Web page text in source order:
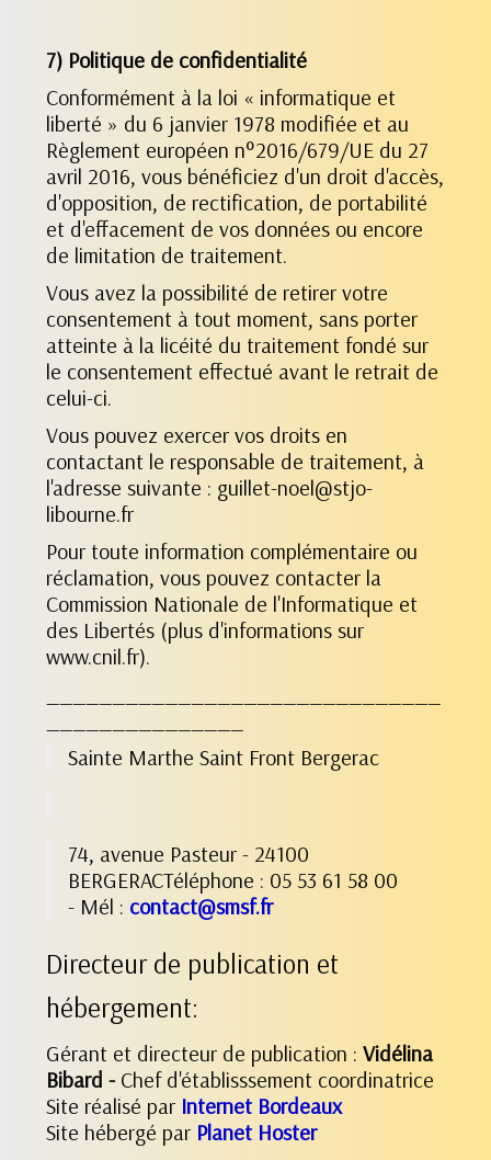
7) Politique de confidentialité
Conformément à la loi « informatique et
liberté » du 6 janvier 1978 modifiée et au
Règlement européen n°2016/679/UE du 27
avril 2016, vous bénéficiez d'un droit d'accès,
d'opposition, de rectification, de portabilité
et d'effacement de vos données ou encore
de limitation de traitement.
Vous avez la possibilité de retirer votre
consentement à tout moment, sans porter
atteinte à la licéité du traitement fondé sur
le consentement effectué avant le retrait de
celui-ci.
Vous pouvez exercer vos droits en
contactant le responsable de traitement, à
l'adresse suivante : guillet-noel@stjo-
libourne.fr
Pour toute information complémentaire ou
réclamation, vous pouvez contacter la
Commission Nationale de l'Informatique et
des Libertés (plus d'informations sur
www.cnil.fr).
Sainte Marthe Saint Front Bergerac
74, avenue Pasteur - 24100
BERGERACTéléphone : 05 53 61 58 00
- Mél : contact@smsf.fr
Directeur de publication et
hébergement:
Gérant et directeur de publication : Vidélina
Bibard - Chef d'établisssement coordinatrice
Site réalisé par Internet Bordeaux
Site hébergé par Planet Hoster